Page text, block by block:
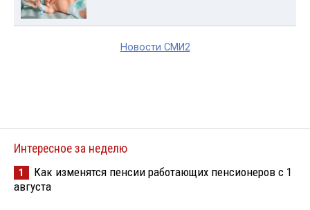
Новости СМИ2
Интересное за неделю
1
Как изменятся пенсии работающих пенсионеров с 1
августа